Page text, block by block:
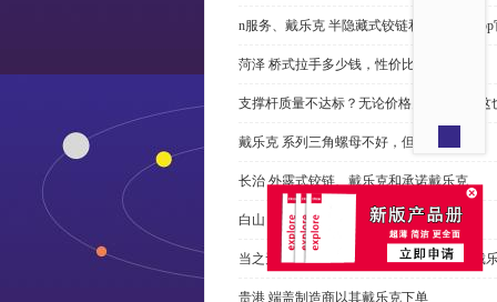
n服务、戴乐克 半隐藏式铰链和米乐体育
菏泽 桥式拉手多少钱，性价比高
支撑杆质量不达标？无论价格多么便宜，这
戴乐克 系列三角螺母不好，但更好
长治 外露式铰链、戴乐克和承诺戴乐克
白山 工具锁芯价格多少，科普
当之无愧的优秀宁波 直角回转锁制造商-戴
贵港 端盖制造商以其戴乐克下单